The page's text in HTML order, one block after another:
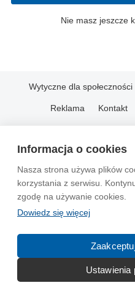
Informacja o cookies
Nasza strona używa plików
korzystania z serwisu.
zgodę na używanie cookies.
Dowiedz się więcej
Ustawienia
Nie masz jeszcze
Wytyczne dla społeczności
Reklama Kontakt